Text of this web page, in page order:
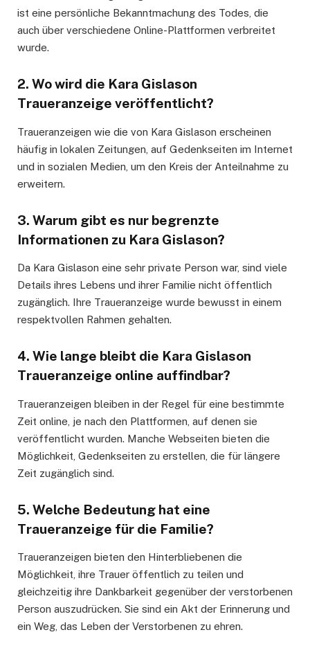
ist eine persönliche Bekanntmachung des Todes, die
auch über verschiedene Online-Plattformen verbreitet
wurde.
2. Wo wird die Kara Gislason
Traueranzeige veröffentlicht?
Traueranzeigen wie die von Kara Gislason erscheinen
häufig in lokalen Zeitungen, auf Gedenkseiten im Internet
und in sozialen Medien, um den Kreis der Anteilnahme zu
erweitern.
3. Warum gibt es nur begrenzte
Informationen zu Kara Gislason?
Da Kara Gislason eine sehr private Person war, sind viele
Details ihres Lebens und ihrer Familie nicht öffentlich
zugänglich. Ihre Traueranzeige wurde bewusst in einem
respektvollen Rahmen gehalten.
4. Wie lange bleibt die Kara Gislason
Traueranzeige online auffindbar?
Traueranzeigen bleiben in der Regel für eine bestimmte
Zeit online, je nach den Plattformen, auf denen sie
veröffentlicht wurden. Manche Webseiten bieten die
Möglichkeit, Gedenkseiten zu erstellen, die für längere
Zeit zugänglich sind.
5. Welche Bedeutung hat eine
Traueranzeige für die Familie?
Traueranzeigen bieten den Hinterbliebenen die
Möglichkeit, ihre Trauer öffentlich zu teilen und
gleichzeitig ihre Dankbarkeit gegenüber der verstorbenen
Person auszudrücken. Sie sind ein Akt der Erinnerung und
ein Weg, das Leben der Verstorbenen zu ehren.